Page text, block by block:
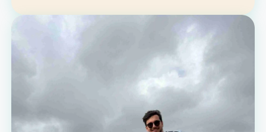
local. VTT : 1 h à 1 h 30, niveau
intermédiaire — 30 DT par personne
Déjeuner maison : 35 DT par pers…